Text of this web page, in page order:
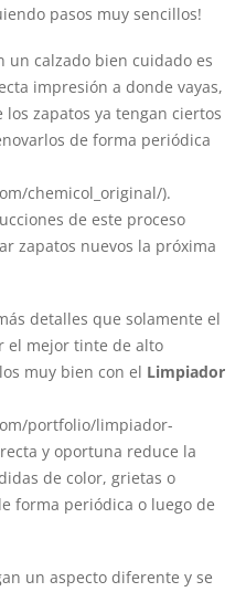
pasos muy sencillos!
un calzado bien cuidado es
impresión a donde vayas,
zapatos ya tengan ciertos
de forma periódica
chemicol_original/).
de este proceso
zapatos nuevos la próxima
detalles que solamente el
el mejor tinte de alto
muy bien con el Limpiador
portfolio/limpiador-
y oportuna reduce la
de color, grietas o
forma periódica o luego de
un aspecto diferente y se